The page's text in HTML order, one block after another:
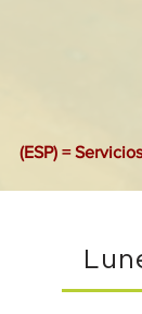
(ESP) =